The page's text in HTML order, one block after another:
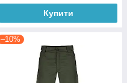
Купити
–10%